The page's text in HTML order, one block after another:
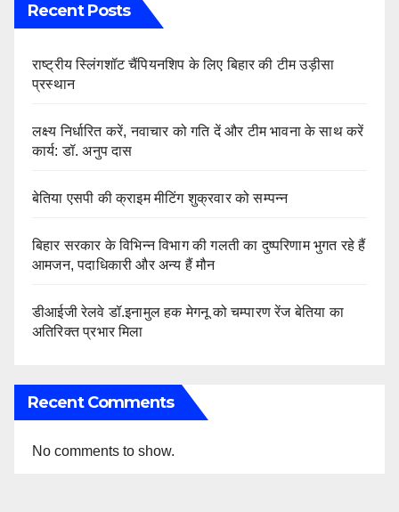
Recent Posts
राष्ट्रीय स्लिंगशॉट चैंपियनशिप के लिए बिहार की टीम उड़ीसा
प्रस्थान
लक्ष्य निर्धारित करें, नवाचार को गति दें और टीम भावना के साथ करें
कार्य: डॉ. अनुप दास
बेतिया एसपी की क्राइम मीटिंग शुक्रवार को सम्पन्न
बिहार सरकार के विभिन्न विभाग की गलती का दुष्परिणाम भुगत रहे हैं
आमजन, पदाधिकारी और अन्य हैं मौन
डीआईजी रेलवे डॉ.इनामुल हक मेगनू को चम्पारण रेंज बेतिया का
अतिरिक्त प्रभार मिला
Recent Comments
No comments to show.